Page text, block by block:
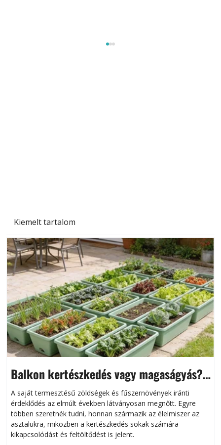
Kiemelt tartalom
Balkon kertészkedés vagy magaságyás?
Helytakarékos kertészkedés
A saját termesztésű zöldségek és fűszernövények iránti
érdeklődés az elmúlt években látványosan megnőtt. Egyre
többen szeretnék tudni, honnan származik az élelmiszer az
asztalukra, miközben a kertészkedés sokak számára
kikapcsolódást és feltöltődést is jelent.